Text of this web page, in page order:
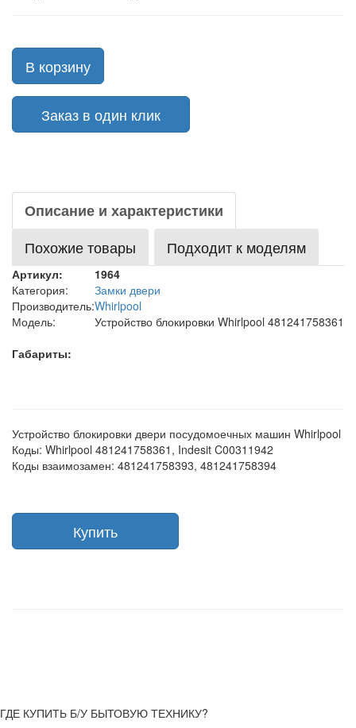
В корзину
Заказ в один клик
Описание и характеристики
Похожие товары
Подходит к моделям
Артикул:
1964
Категория:
Замки двери
Производитель:Whirlpool
Модель:
Устройство блокировки Whirlpool 481241758361
Габариты:
Устройство блокировки двери посудомоечных машин Whirlpool
Коды: Whirlpool 481241758361, Indesit C00311942
Коды взаимозамен: 481241758393, 481241758394
ГДЕ КУПИТЬ Б/У БЫТОВУЮ ТЕХНИКУ?